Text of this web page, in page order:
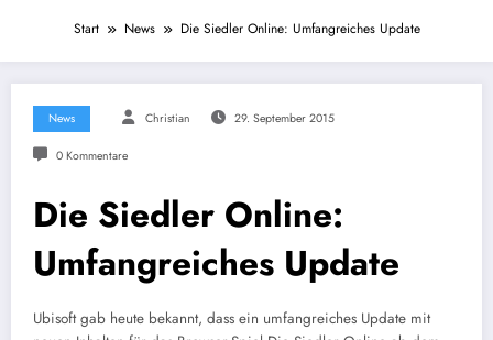
Start News Die Siedler Online: Umfangreiches Update
News Christian 29. September 2015
0 Kommentare
Die Siedler Online:
Umfangreiches Update
Ubisoft gab heute bekannt, dass ein umfangreiches Update mit